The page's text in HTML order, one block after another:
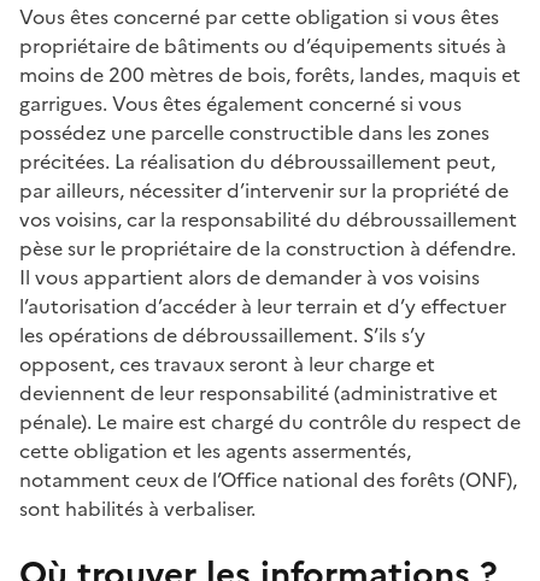
Vous êtes concerné par cette obligation si vous êtes
propriétaire de bâtiments ou d’équipements situés à
moins de 200 mètres de bois, forêts, landes, maquis et
garrigues. Vous êtes également concerné si vous
possédez une parcelle constructible dans les zones
précitées. La réalisation du débroussaillement peut,
par ailleurs, nécessiter d’intervenir sur la propriété de
vos voisins, car la responsabilité du débroussaillement
pèse sur le propriétaire de la construction à défendre.
Il vous appartient alors de demander à vos voisins
l’autorisation d’accéder à leur terrain et d’y effectuer
les opérations de débroussaillement. S’ils s’y
opposent, ces travaux seront à leur charge et
deviennent de leur responsabilité (administrative et
pénale). Le maire est chargé du contrôle du respect de
cette obligation et les agents assermentés,
notamment ceux de l’Office national des forêts (ONF),
sont habilités à verbaliser.